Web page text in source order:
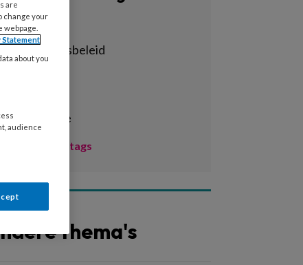
Alle tags
achterstandsbeleid
administratie
Toon meer tags
thema's
are
change your
Statement
about you
audience